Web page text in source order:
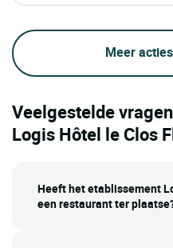
Meer
Veelgestelde
Logis Hôtel le Clos
Heeft het etablissement
een restaurant ter